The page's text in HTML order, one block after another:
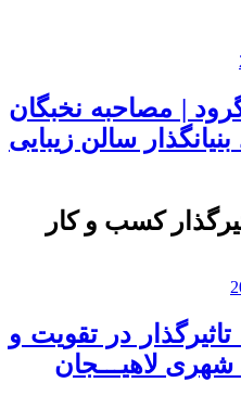
| مصاحبه نخبگان
سالن زیبایی
کسب و کار
در تقویت و
لاهیـــجان